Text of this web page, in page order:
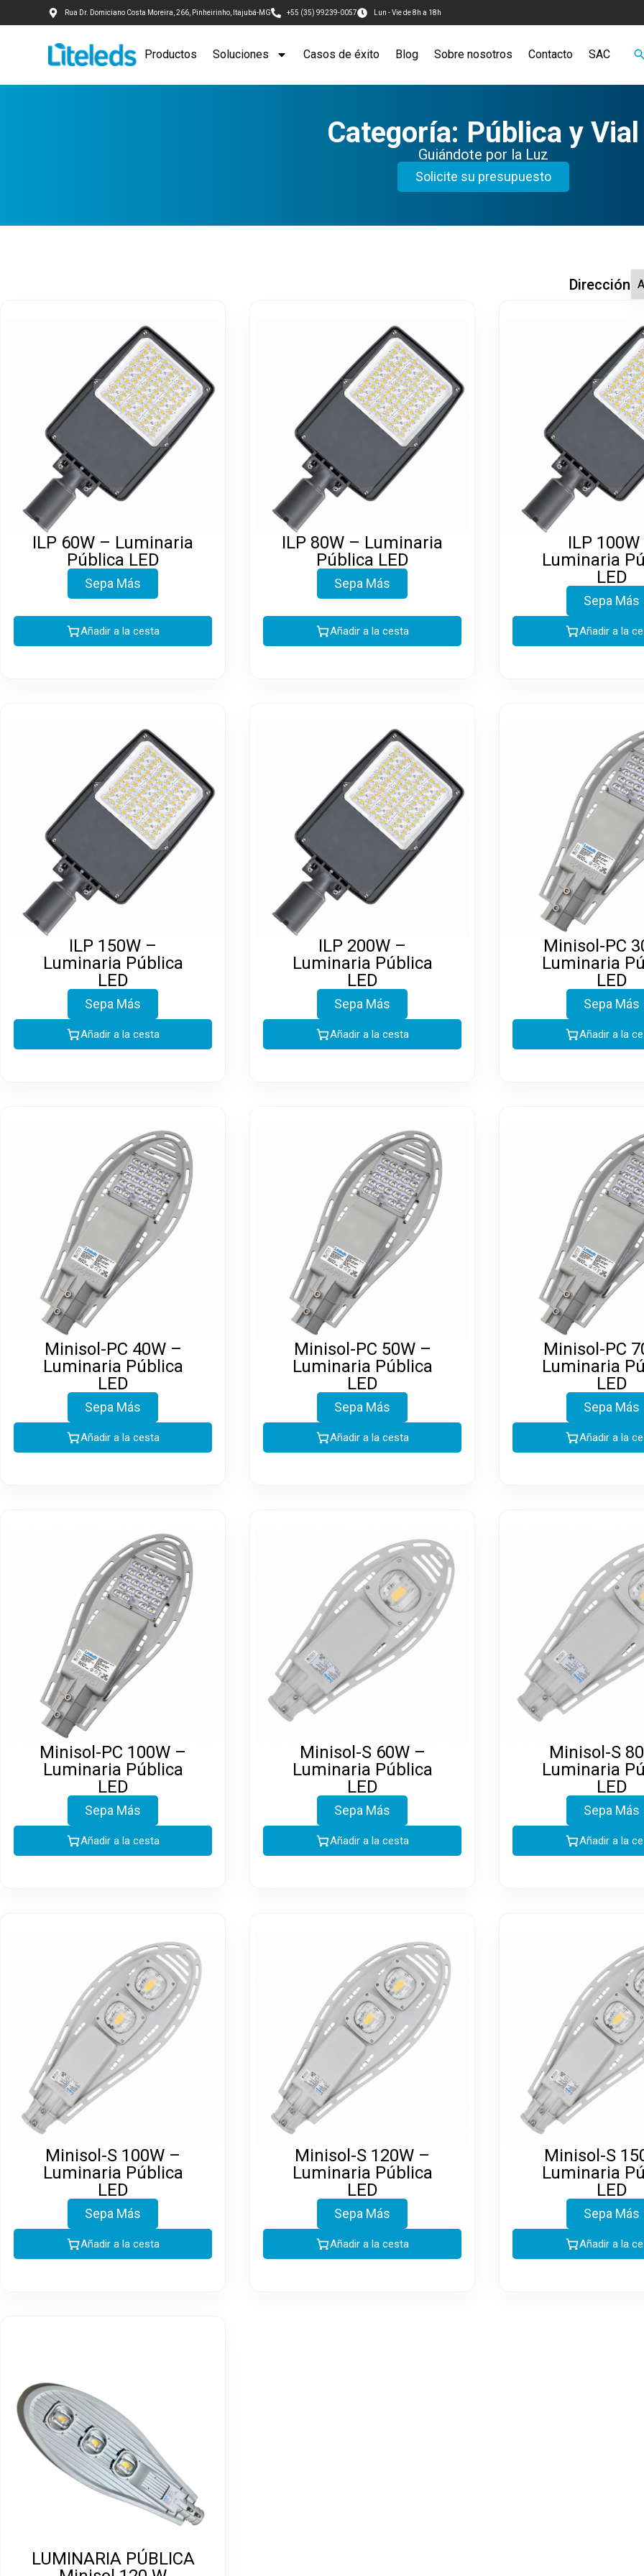
Rua Dr. Domiciano Costa Moreira, 266, Pinheirinho, Itajubá-MG +55 (35) 99239-0057 Lun - Vie de 8h a 18h
Productos Soluciones Casos de éxito Blog Sobre nosotros Contacto SAC
Categoría: Pública y Vial
Guiándote por la Luz
Solicite su presupuesto
Dirección
ILP 60W – Luminaria
Pública LED
Sepa Más
Añadir a la cesta
ILP 80W – Luminaria
Pública LED
Sepa Más
Añadir a la cesta
ILP
Luminaria
LED
Sepa Más
Añadir a la
ILP 150W –
Luminaria Pública
LED
Sepa Más
Añadir a la cesta
ILP 200W –
Luminaria Pública
LED
Sepa Más
Añadir a la cesta
Minisol-PC
Luminaria
LED
Sepa Más
Añadir a la
Minisol-PC 40W –
Luminaria Pública
LED
Sepa Más
Añadir a la cesta
Minisol-PC 50W –
Luminaria Pública
LED
Sepa Más
Añadir a la cesta
Minisol-PC
Luminaria
LED
Sepa Más
Añadir a la
Minisol-PC 100W –
Luminaria Pública
LED
Sepa Más
Añadir a la cesta
Minisol-S 60W –
Luminaria Pública
LED
Sepa Más
Añadir a la cesta
Minisol-S
Luminaria
LED
Sepa Más
Añadir a la
Minisol-S 100W –
Luminaria Pública
LED
Sepa Más
Añadir a la cesta
Minisol-S 120W –
Luminaria Pública
LED
Sepa Más
Añadir a la cesta
Minisol-S
Luminaria
LED
Sepa Más
Añadir a la
LUMINARIA PÚBLICA